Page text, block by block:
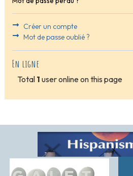
Créer un compte
Mot de passe oublié ?
En ligne
Total 1 user online on this page